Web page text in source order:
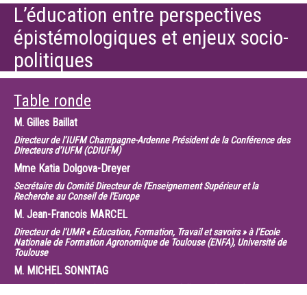
L’éducation entre perspectives
épistémologiques et enjeux socio-
politiques
Table ronde
M. Gilles Baillat
Directeur de l’IUFM Champagne-Ardenne Président de la Conférence des
Directeurs d’IUFM (CDIUFM)
Mme Katia Dolgova-Dreyer
Secrétaire du Comité Directeur de l'Enseignement Supérieur et la
Recherche au Conseil de l'Europe
M. Jean-Francois MARCEL
Directeur de l’UMR « Education, Formation, Travail et savoirs » à l’Ecole
Nationale de Formation Agronomique de Toulouse (ENFA), Université de
Toulouse
M. MICHEL SONNTAG